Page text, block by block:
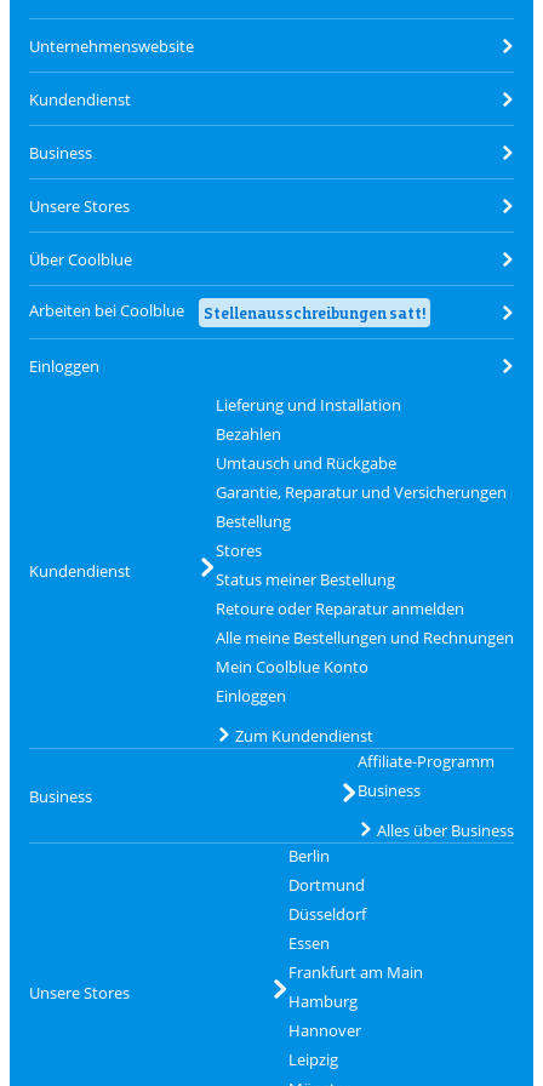
Unternehmenswebsite
Kundendienst
Business
Unsere Stores
Über Coolblue
Arbeiten bei Coolblue Stellenausschreibungen satt!
Einloggen
Kundendienst
Lieferung und Installation
Bezahlen
Umtausch und Rückgabe
Garantie, Reparatur und Versicherungen
Bestellung
Stores
Status meiner Bestellung
Retoure oder Reparatur anmelden
Alle meine Bestellungen und Rechnungen
Mein Coolblue Konto
Einloggen
Zum Kundendienst
Business
Affiliate-Programm
Business
Alles über Business
Unsere Stores
Berlin
Dortmund
Düsseldorf
Essen
Frankfurt am Main
Hamburg
Hannover
Leipzig